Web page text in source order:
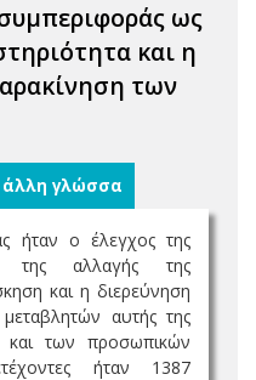
ως
και η
των
γλώσσα
ήταν ο έλεγχος της
της αλλαγής της
και η διερεύνηση
αυτής της
και των προσωπικών
ήταν 1387